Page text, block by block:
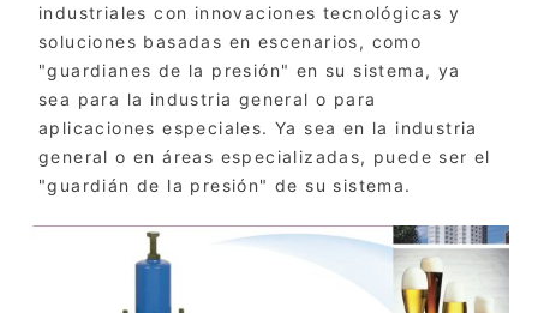
industriales con innovaciones tecnológicas y
soluciones basadas en escenarios, como
"guardianes de la presión" en su sistema, ya
sea para la industria general o para
aplicaciones especiales. Ya sea en la industria
general o en áreas especializadas, puede ser el
"guardián de la presión" de su sistema.